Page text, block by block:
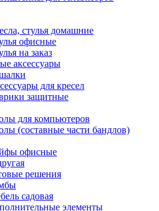
стулья домашние
офисные
на заказ
аксессуары
для кресел
защитные
для компьютеров
(составные части бандлов)
офисные
решения
садовая
элементы